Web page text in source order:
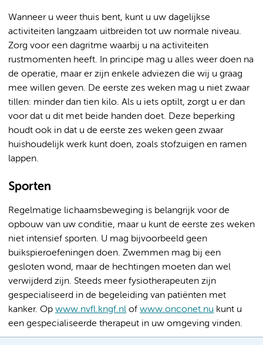
Wanneer u weer thuis bent, kunt u uw dagelijkse
activiteiten langzaam uitbreiden tot uw normale niveau.
Zorg voor een dagritme waarbij u na activiteiten
rustmomenten heeft. In principe mag u alles weer doen na
de operatie, maar er zijn enkele adviezen die wij u graag
mee willen geven. De eerste zes weken mag u niet zwaar
tillen: minder dan tien kilo. Als u iets optilt, zorgt u er dan
voor dat u dit met beide handen doet. Deze beperking
houdt ook in dat u de eerste zes weken geen zwaar
huishoudelijk werk kunt doen, zoals stofzuigen en ramen
lappen.
Sporten
Regelmatige lichaamsbeweging is belangrijk voor de
opbouw van uw conditie, maar u kunt de eerste zes weken
niet intensief sporten. U mag bijvoorbeeld geen
buikspieroefeningen doen. Zwemmen mag bij een
gesloten wond, maar de hechtingen moeten dan wel
verwijderd zijn. Steeds meer fysiotherapeuten zijn
gespecialiseerd in de begeleiding van patiënten met
kanker. Op www.nvfl.kngf.nl of www.onconet.nu kunt u
een gespecialiseerde therapeut in uw omgeving vinden.